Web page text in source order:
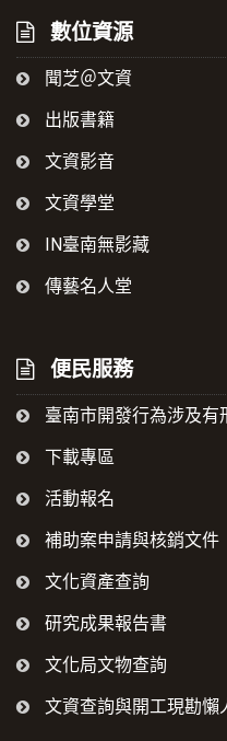
數位資源
聞芝＠文資
出版書籍
文資影音
文資學堂
IN臺南無影藏
傳藝名人堂
便民服務
臺南市開發行為涉及有
下載專區
活動報名
補助案申請與核銷文件
文化資產查詢
研究成果報告書
文化局文物查詢
文資查詢與開工現勘懶